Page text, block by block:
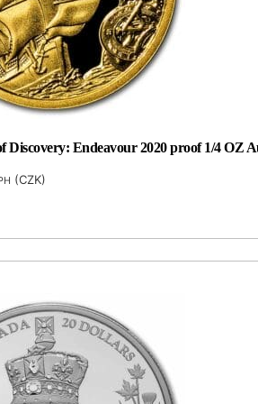
Discovery: Endeavour 2020 proof 1/4 OZ
(CZK)